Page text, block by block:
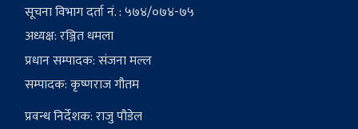
सूचना विभाग दर्ता नं. : ५७४/०७४-७५
अध्यक्ष: रञ्जित धमला
प्रधान सम्पादक: संजना मल्ल
सम्पादक: कृष्णराज गौतम
प्रवन्ध निर्देशक: राजु पौडेल